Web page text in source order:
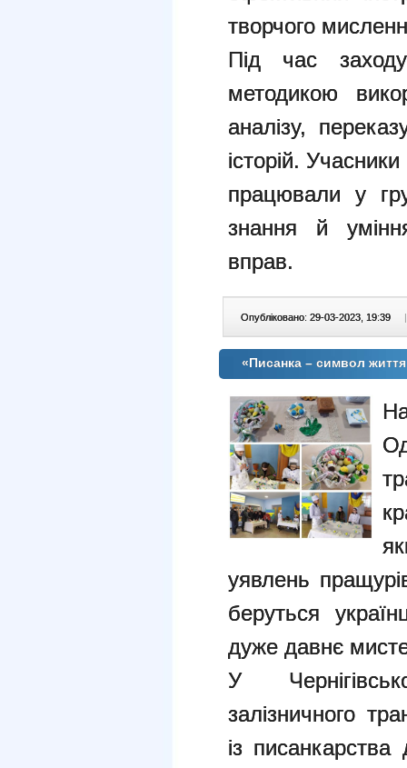
творчого
Під час
методикою
аналізу,
історій.
працювали у
знання й
вправ.
Опубліковано: 29-03-2023, 19:39 |
«Писанка – символ
уявлень
беруться
дуже давнє
У
залізничного
із